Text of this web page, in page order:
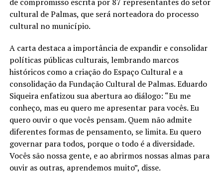
cultural de Palmas, que será norteadora do processo
cultural no município.
A carta destaca a importância de expandir e consolidar
políticas públicas culturais, lembrando marcos
históricos como a criação do Espaço Cultural e a
consolidação da Fundação Cultural de Palmas. Eduardo
Siqueira enfatizou sua abertura ao diálogo: “Eu me
conheço, mas eu quero me apresentar para vocês. Eu
quero ouvir o que vocês pensam. Quem não admite
diferentes formas de pensamento, se limita. Eu quero
governar para todos, porque o todo é a diversidade.
Vocês são nossa gente, e ao abrirmos nossas almas para
ouvir as outras, aprendemos muito”, disse.